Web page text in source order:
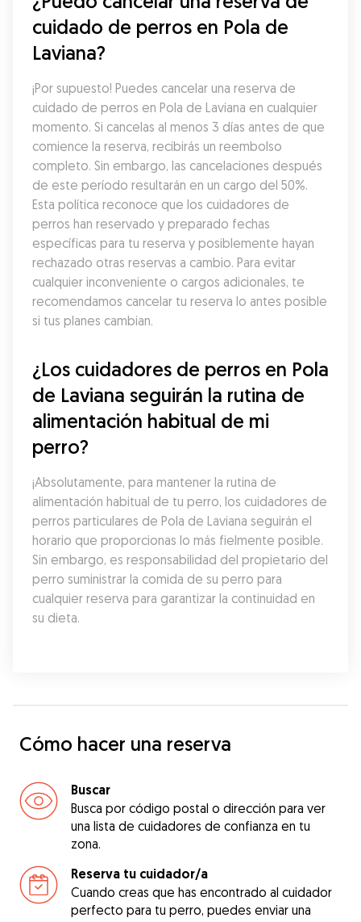
cuidado de perros en Pola de
Laviana?
¡Por supuesto! Puedes cancelar una reserva de
cuidado de perros en Pola de Laviana en cualquier
momento. Si cancelas al menos 3 días antes de que
comience la reserva, recibirás un reembolso
completo. Sin embargo, las cancelaciones después
de este período resultarán en un cargo del 50%.
Esta política reconoce que los cuidadores de
perros han reservado y preparado fechas
específicas para tu reserva y posiblemente hayan
rechazado otras reservas a cambio. Para evitar
cualquier inconveniente o cargos adicionales, te
recomendamos cancelar tu reserva lo antes posible
si tus planes cambian.
¿Los cuidadores de perros en Pola
de Laviana seguirán la rutina de
alimentación habitual de mi
perro?
¡Absolutamente, para mantener la rutina de
alimentación habitual de tu perro, los cuidadores de
perros particulares de Pola de Laviana seguirán el
horario que proporcionas lo más fielmente posible.
Sin embargo, es responsabilidad del propietario del
perro suministrar la comida de su perro para
cualquier reserva para garantizar la continuidad en
su dieta.
Cómo hacer una reserva
Buscar
Busca por código postal o dirección para ver
una lista de cuidadores de confianza en tu
zona.
Reserva tu cuidador/a
Cuando creas que has encontrado al cuidador
perfecto para tu perro, puedes enviar una